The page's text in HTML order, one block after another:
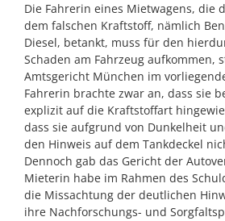
Die Fahrerin eines Mietwagens, die
dem falschen Kraftstoff, nämlich
Diesel, betankt, muss für den
Schaden am Fahrzeug aufkommen,
Amtsgericht München im
Fahrerin brachte zwar an, dass sie
explizit auf die Kraftstoffart
dass sie aufgrund von Dunkelheit
den Hinweis auf dem Tankdeckel
Dennoch gab das Gericht der
Mieterin habe im Rahmen des
die Missachtung der deutlichen
ihre Nachforschungs- und